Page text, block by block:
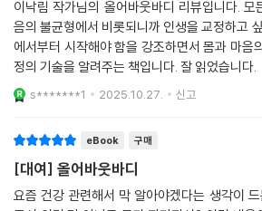
이낙림 작가님의 올어바웃바디 리뷰입니다.
음의 불균형에서 비롯되니까 인생을 교정하고
에서부터 시작해야 함을 강조하면서 몸과 마음
정의 기술을 알려주는 책입니다. 잘 읽었습니다.
s*******1 2025.10.27. 신고
eBook 구매
[대여] 올어바웃바디
요즘 건강 관련해서 막 알아야겠다는 생각이